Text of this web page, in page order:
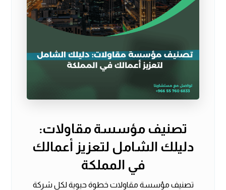
تصنيف مؤسسة مقاولات:
دليلك الشامل لتعزيز أعمالك
في المملكة
تصنيف مؤسسة مقاولات خطوة حيوية لكل شركة